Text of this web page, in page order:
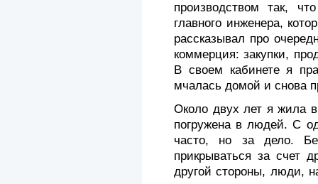
производством так,
главного инженера,
рассказывал про
коммерция: закупки,
В своем кабинете я
мчалась домой и снова
Около двух лет я жила
погружена в людей. С
часто, но за дело.
прикрываться за счет
другой стороны, люди,